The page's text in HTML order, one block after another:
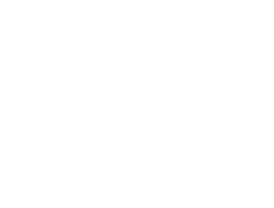
Experimenten
wir mit Raketen